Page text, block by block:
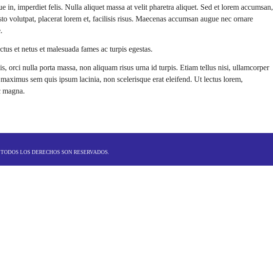
in, imperdiet felis. Nulla aliquet massa at velit pharetra aliquet. Sed et lorem accumsan,
volutpat, placerat lorem et, facilisis risus. Maecenas accumsan augue nec ornare
et netus et malesuada fames ac turpis egestas.
orci nulla porta massa, non aliquam risus urna id turpis. Etiam tellus nisi, ullamcorper
sem quis ipsum lacinia, non scelerisque erat eleifend. Ut lectus lorem,
. TODOS LOS DERECHOS SON RESERVADOS.